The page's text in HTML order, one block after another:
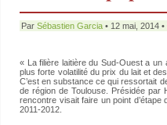
Par Sébastien Garcia • 12 mai, 2014
« La filière laitière du Sud-Ouest a un
plus forte volatilité du prix du lait et
C’est en substance ce qui ressortait
de région de Toulouse. Présidée par
rencontre visait faire un point
2011-2012.